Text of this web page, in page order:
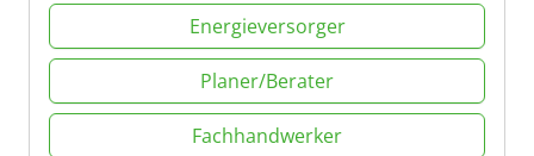
Energieversorger
Planer/Berater
Fachhandwerker